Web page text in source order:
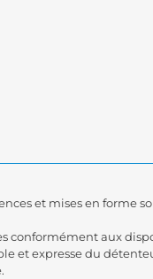
et mises en forme
conformément aux
et expresse du